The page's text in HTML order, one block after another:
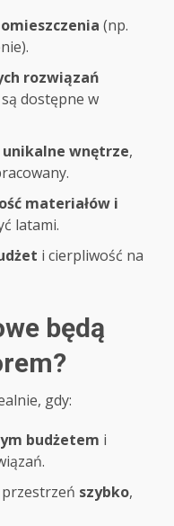
(np.
rozwiązań
dostępne w
unikalne wnętrze,
materiałów i
latami.
i cierpliwość na
będą
gdy:
budżetem i
szybko,